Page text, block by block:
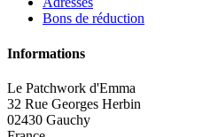
Bons de réduction
Informations
Le Patchwork d'Emma
32 Rue Georges Herbin
02430 Gauchy